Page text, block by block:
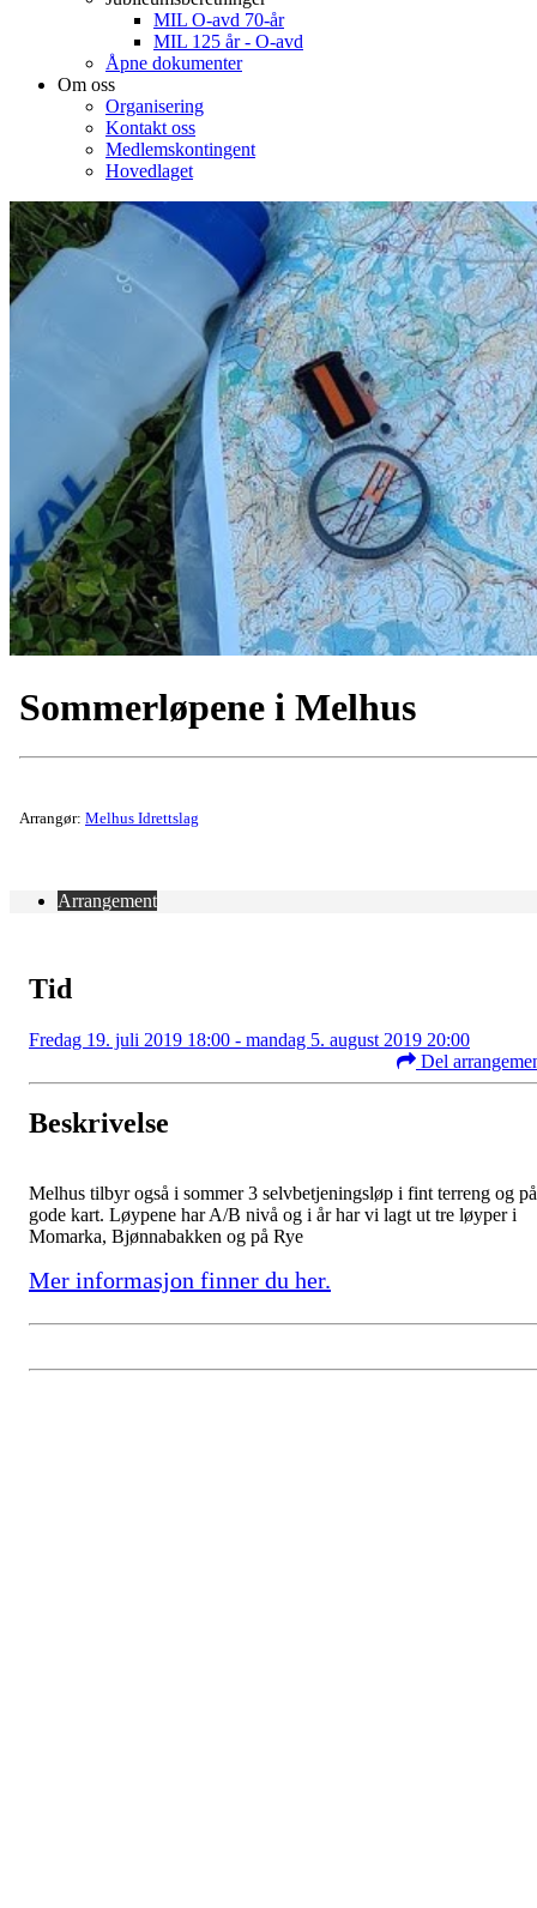
MIL O-avd 70-år
MIL 125 år - O-avd
Åpne dokumenter
Om oss
Organisering
Kontakt oss
Medlemskontingent
Hovedlaget
Sommerløpene i Melhus
Arrangør: Melhus Idrettslag
Arrangement
Tid
Fredag 19. juli 2019 18:00 - mandag 5. august 2019 20:00
Del
Beskrivelse
Melhus tilbyr også i sommer 3 selvbetjeningsløp i fint terreng og på
gode kart. Løypene har A/B nivå og i år har vi lagt ut tre løyper i
Momarka, Bjønnabakken og på Rye
Mer informasjon finner du her.